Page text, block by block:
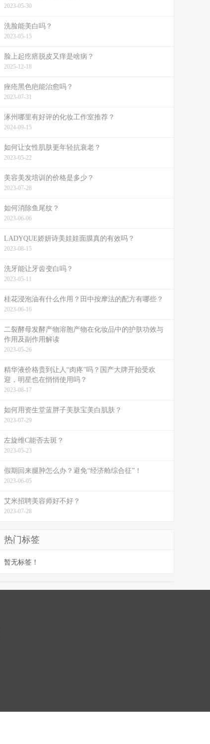
2023-05-30
洗脸能美白吗？
2023-05-15
脸上起疙瘩脱皮又痒是啥病？
2025-12-18
痤疮黑色疤能治愈吗？
2023-07-31
涿州哪里有好评的化妆工作室推荐？
2024-09-15
如何让女性肌肤更年轻抗衰老？
2023-05-22
美容美发培训的价格是多少？
2023-07-28
如何消除鱼尾纹？
2023-06-06
LADYQUE娇妍诗美娃娃面膜真的有效吗？
2023-08-15
洗牙能让牙齿变白吗？
2023-05-11
桂花浸泡油有什么作用？田中按摩法的配方有哪些？
2023-06-16
二裂酵母发酵产物溶胞产物在化妆品中的护肤功效与
作用及副作用解读
2023-05-26
精华液价格贵到让人“肉疼”吗？国产大牌开始受欢
迎，明星也在悄悄使用吗？
2023-08-17
如何用资生堂蓝胖子美肤宝美白肌肤？
2023-07-29
左旋维C能否去斑？
2023-05-23
假期回来腿肿怎么办？避免“经济舱综合征”！
2023-06-05
艾米招聘美容师好不好？
2023-07-28
热门标签
暂无标签！